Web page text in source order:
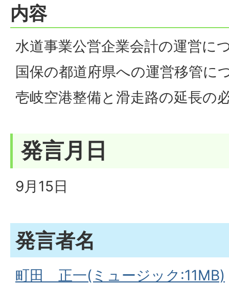
内容
水道事業公営企業会計の運営に
国保の都道府県への運営移管に
壱岐空港整備と滑走路の延長の
発言月日
9月15日
発言者名
町田 正一(ミュージック:11MB)